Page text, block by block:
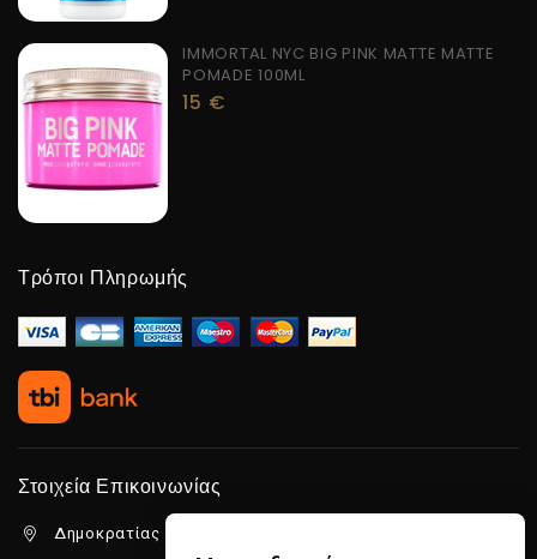
IMMORTAL NYC BIG PINK MATTE MATTE
POMADE 100ML
15 €
Τρόποι Πληρωμής
Στοιχεία Επικοινωνίας
Δημοκρατίας 5β Λιμένας Χερσονήσου, 70014